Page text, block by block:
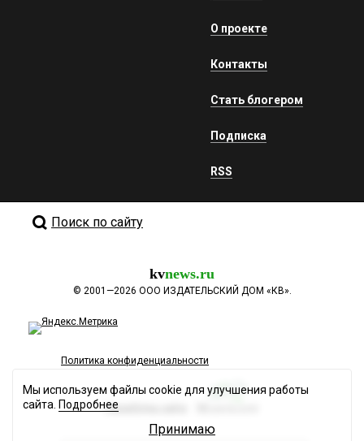
О проекте
Контакты
Стать блогером
Подписка
RSS
Поиск по сайту
kvnews.ru
© 2001—2026 ООО ИЗДАТЕЛЬСКИЙ ДОМ «КВ».
Политика конфиденциальности
Разработка сайта
Мы используем файлы cookie для улучшения работы
сайта. Подробнее
Принимаю